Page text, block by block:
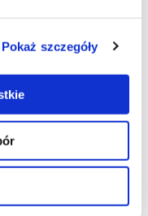
Pokaż szczegóły